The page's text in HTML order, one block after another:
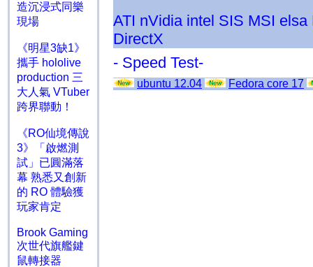
造沉浸式同樂
現場
《明星3缺1》
攜手 hololive
production 三
大人氣 VTuber
跨界聯動！
《RO仙境傳說
3》「啟燃測
試」已圓滿落
幕 熟悉又創新
的 RO 體驗獲
玩家肯定
Brook Gaming
次世代旗艦鍵
鼠轉接器
ATI nVidia intel SIS MSI elsa
DirectX
- Speed Test-
ubuntu 12.04 Fedora core 17